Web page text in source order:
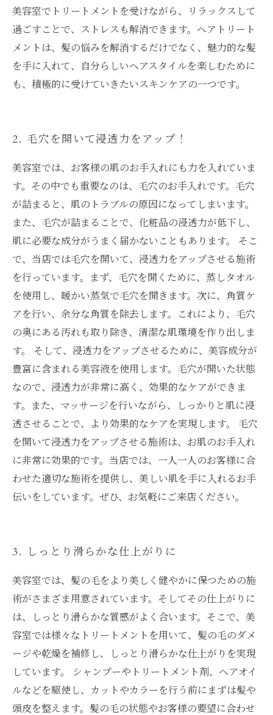
美容室でトリートメントを受けながら、リラックスして
過ごすことで、ストレスも解消できます。ヘアトリート
メントは、髪の悩みを解消するだけでなく、魅力的な髪
を手に入れて、自分らしいヘアスタイルを楽しむために
も、積極的に受けていきたいスキンケアの一つです。
2. 毛穴を開いて浸透力をアップ！
美容室では、お客様の肌のお手入れにも力を入れていま
す。その中でも重要なのは、毛穴のお手入れです。毛穴
が詰まると、肌のトラブルの原因になってしまいます。
また、毛穴が詰まることで、化粧品の浸透力が低下し、
肌に必要な成分がうまく届かないこともあります。 そこ
で、当店では毛穴を開いて、浸透力をアップさせる施術
を行っています。まず、毛穴を開くために、蒸しタオル
を使用し、暖かい蒸気で毛穴を開きます。次に、角質ケ
アを行い、余分な角質を除去します。これにより、毛穴
の奥にある汚れも取り除き、清潔な肌環境を作り出しま
す。 そして、浸透力をアップさせるために、美容成分が
豊富に含まれる美容液を使用します。毛穴が開いた状態
なので、浸透力が非常に高く、効果的なケアができま
す。また、マッサージを行いながら、しっかりと肌に浸
透させることで、より効果的なケアを実現します。 毛穴
を開いて浸透力をアップさせる施術は、お肌のお手入れ
に非常に効果的です。当店では、一人一人のお客様に合
わせた適切な施術を提供し、美しい肌を手に入れるお手
伝いをしています。ぜひ、お気軽にご来店ください。
3. しっとり滑らかな仕上がりに
美容室では、髪の毛をより美しく健やかに保つための施
術がさまざま用意されています。そしてその仕上がりに
は、しっとり滑らかな質感がよく合います。そこで、美
容室では様々なトリートメントを用いて、髪の毛のダメ
ージや乾燥を補修し、しっとり滑らかな仕上がりを実現
しています。 シャンプーやトリートメント剤、ヘアオイ
ルなどを駆使し、カットやカラーを行う前にまずは髪や
頭皮を整えます。髪の毛の状態やお客様の要望に合わせ